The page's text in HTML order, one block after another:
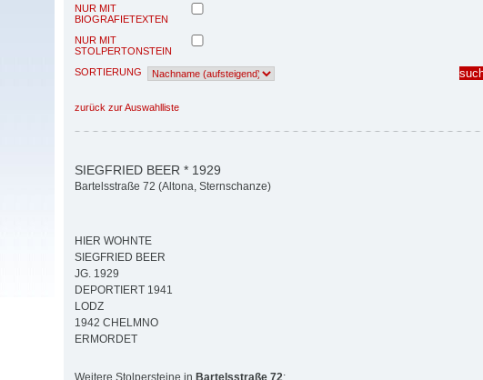
NUR MIT
BIOGRAFIETEXTEN
NUR MIT
STOLPERTONSTEIN
SORTIERUNG
zurück zur Auswahlliste
SIEGFRIED BEER * 1929
Bartelsstraße 72 (Altona, Sternschanze)
HIER WOHNTE
SIEGFRIED BEER
JG. 1929
DEPORTIERT 1941
LODZ
1942 CHELMNO
ERMORDET